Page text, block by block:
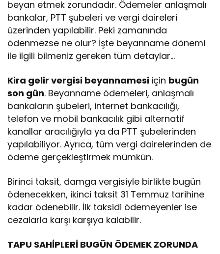
beyan etmek zorundadır. Ödemeler anlaşmalı
bankalar, PTT şubeleri ve vergi daireleri
üzerinden yapılabilir. Peki zamanında
ödenmezse ne olur? İşte beyanname dönemi
ile ilgili bilmeniz gereken tüm detaylar…
Kira gelir vergisi beyannamesi için bugün
son gün. Beyanname ödemeleri, anlaşmalı
bankaların şubeleri, internet bankacılığı,
telefon ve mobil bankacılık gibi alternatif
kanallar aracılığıyla ya da PTT şubelerinden
yapılabiliyor. Ayrıca, tüm vergi dairelerinden de
ödeme gerçekleştirmek mümkün.
Birinci taksit, damga vergisiyle birlikte bugün
ödenecekken, ikinci taksit 31 Temmuz tarihine
kadar ödenebilir. İlk taksidi ödemeyenler ise
cezalarla karşı karşıya kalabilir.
TAPU SAHİPLERİ BUGÜN ÖDEMEK ZORUNDA